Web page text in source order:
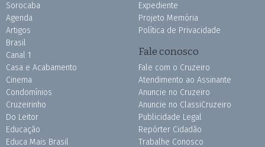
Sorocaba
Agenda
Artigos
Brasil
Canal 1
Casa e Acabamento
Cinema
Condomínios
Cruzeirinho
Do Leitor
Educação
Educa Mais Brasil
Expediente
Projeto Memória
Política de Privacidade
Fale conosco
Fale com o Cruzeiro
Atendimento ao Assinante
Anuncie no Cruzeiro
Anuncie no ClassiCruzeiro
Publicidade Legal
Repórter Cidadão
Trabalhe Conosco